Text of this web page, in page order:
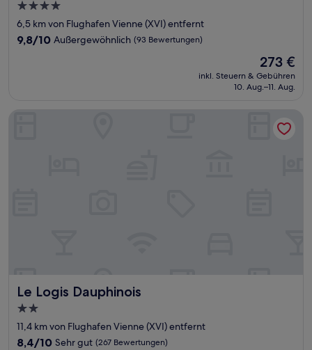
4.0-
Sterne-
Unterkunft
6,5 km von Flughafen Vienne (XVI) entfernt
9.8
9,8/10 Außergewöhnlich (93 Bewertungen)
Der
Preis
beträgt
273 €
inkl. Steuern & Gebühren
10. Aug.–11. Aug.
Le Logis Dauphinois
Le Logis Dauphinois
2.0-
Sterne-
Unterkunft
11,4 km von Flughafen Vienne (XVI) entfernt
8.4
8,4/10 Sehr gut (267 Bewertungen)
Le Logis Dauphinois